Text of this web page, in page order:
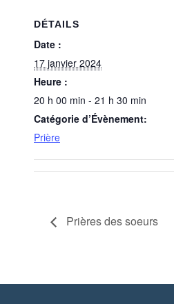
DÉTAILS
Date :
17 janvier 2024
Heure :
20 h 00 min - 21 h 30 min
Catégorie d’Évènement:
Prière
Prières des soeurs